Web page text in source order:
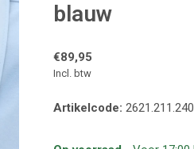
blauw
€89,95
Incl. btw
Artikelcode: 2621.211.240